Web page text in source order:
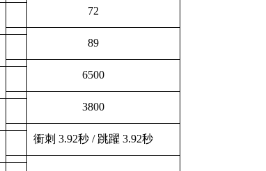
72
89
6500
3800
衝刺 3.92秒 / 跳躍 3.92秒